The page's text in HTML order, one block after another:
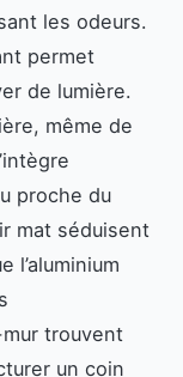
les odeurs.
permet
de lumière.
même de
proche du
mat séduisent
l’aluminium
trouvent
un coin